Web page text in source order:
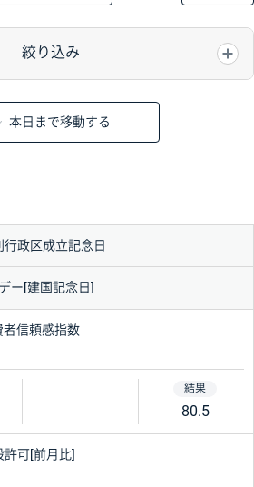
絞り込み
重要度
★★★
★
本日まで移動する
行政区成立記念日
ー[建国記念日]
ーランド
者信頼感指数
80.5
ーランド
許可[前月比]